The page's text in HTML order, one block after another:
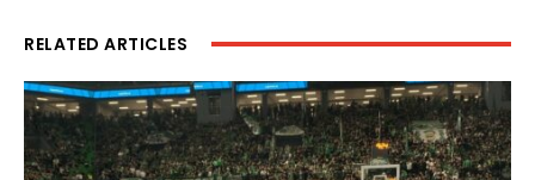
RELATED ARTICLES